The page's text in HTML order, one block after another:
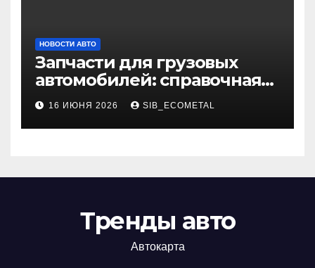
НОВОСТИ АВТО
Запчасти для грузовых
автомобилей: справочная
база по корейским и
японским моделям
16 ИЮНЯ 2026 SIB_ECOMETAL
Тренды авто
Автокарта